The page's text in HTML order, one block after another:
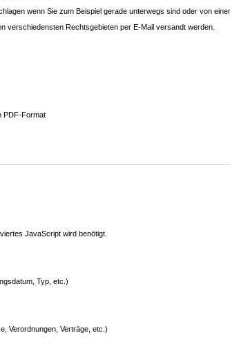
wenn Sie zum Beispiel gerade unterwegs sind oder von
ver­schieden­sten Rechtsgebieten per E-Mail versandt werden.
PDF-Format
JavaScript wird benötigt.
Typ, etc.)
Verordnungen, Verträge, etc.)